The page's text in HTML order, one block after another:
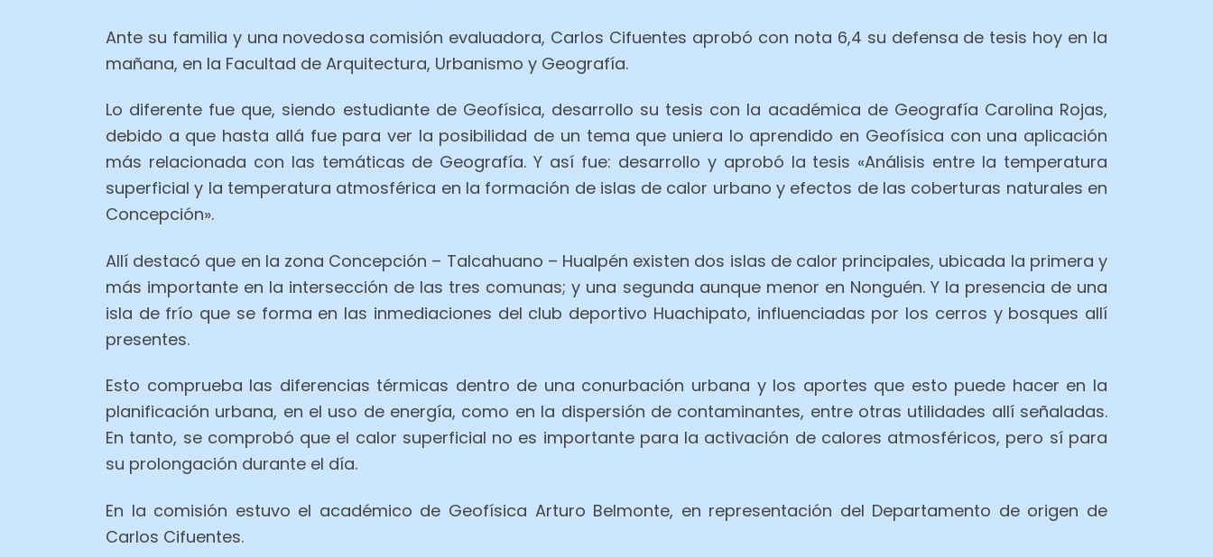
Ante su familia y una novedosa comisión evaluadora, Carlos Cifuentes aprobó con nota 6,4 su defensa de tesis hoy en la
mañana, en la Facultad de Arquitectura, Urbanismo y Geografía.
Lo diferente fue que, siendo estudiante de Geofísica, desarrollo su tesis con la académica de Geografía Carolina Rojas,
debido a que hasta allá fue para ver la posibilidad de un tema que uniera lo aprendido en Geofísica con una aplicación
más relacionada con las temáticas de Geografía. Y así fue: desarrollo y aprobó la tesis «Análisis entre la temperatura
superficial y la temperatura atmosférica en la formación de islas de calor urbano y efectos de las coberturas naturales en
Concepción».
Allí destacó que en la zona Concepción – Talcahuano – Hualpén existen dos islas de calor principales, ubicada la primera y
más importante en la intersección de las tres comunas; y una segunda aunque menor en Nonguén. Y la presencia de una
isla de frío que se forma en las inmediaciones del club deportivo Huachipato, influenciadas por los cerros y bosques allí
presentes.
Esto comprueba las diferencias térmicas dentro de una conurbación urbana y los aportes que esto puede hacer en la
planificación urbana, en el uso de energía, como en la dispersión de contaminantes, entre otras utilidades allí señaladas.
En tanto, se comprobó que el calor superficial no es importante para la activación de calores atmosféricos, pero sí para
su prolongación durante el día.
En la comisión estuvo el académico de Geofísica Arturo Belmonte, en representación del Departamento de origen de
Carlos Cifuentes.